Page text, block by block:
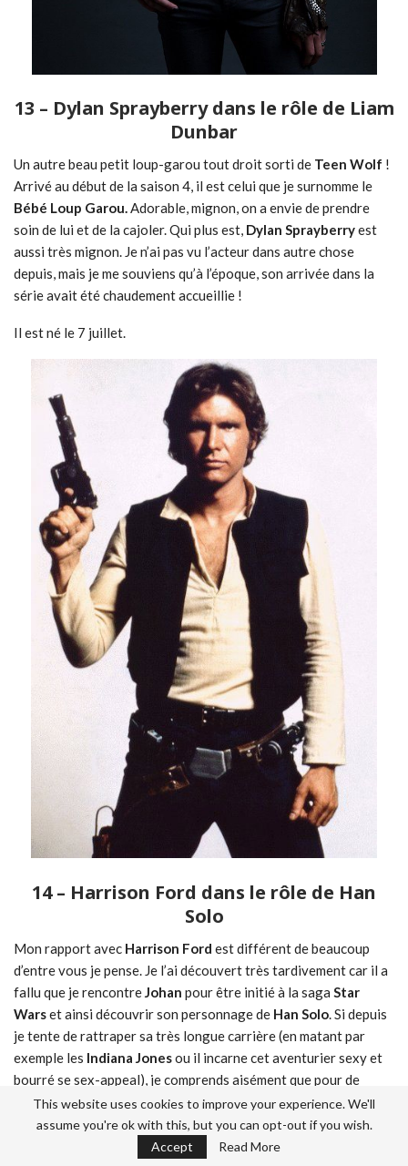
13 – Dylan Sprayberry dans le rôle de Liam
Dunbar
Un autre beau petit loup-garou tout droit sorti de Teen Wolf !
Arrivé au début de la saison 4, il est celui que je surnomme le
Bébé Loup Garou.Adorable, mignon, on a envie de prendre
soin de lui et de la cajoler. Qui plus est, Dylan Sprayberryest
aussi très mignon. Je n’ai pas vu l’acteur dans autre chose
depuis, mais je me souviens qu’à l’époque, son arrivée dans la
série avait été chaudement accueillie !
Il est né le 7 juillet.
14 – Harrison Ford dans le rôle de Han
Solo
Mon rapport avec Harrison Ford est différent de beaucoup
d’entre vous je pense. Je l’ai découvert très tardivement car il a
fallu que je rencontreJohan pour être initié à la saga Star
Warset ainsi découvrir son personnage de Han Solo. Si depuis
je tente de rattraper sa très longue carrière (en matant par
exemple les Indiana Jonesou il incarne cet aventurier sexy et
bourré se sex-appeal), je comprends aisément que pour de
nombreuses personnes ayant vécues des années 80 à nos jours,
Harrison Fordreprésente une sorte de fantasme. J’ai aimé son
Han Solo(bien que je lui préfère facilement
This website uses cookies to improve your experience. We'll
assume you're ok with this, but you can opt-out if you wish.
Accept
Read More